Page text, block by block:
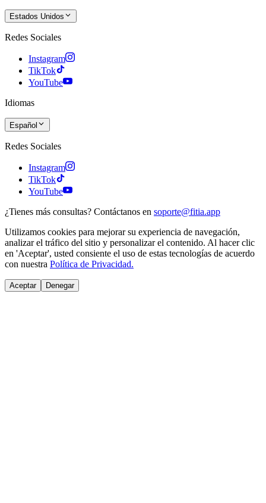
Estados Unidos
Redes Sociales
Instagram
TikTok
YouTube
Idiomas
Español
Redes Sociales
Instagram
TikTok
YouTube
¿Tienes más consultas? Contáctanos en soporte@fitia.app
Utilizamos cookies para mejorar su experiencia de navegación,
analizar el tráfico del sitio y personalizar el contenido. Al hacer clic
en 'Aceptar', usted consiente el uso de estas tecnologías de acuerdo
con nuestra Política de Privacidad.
Aceptar Denegar